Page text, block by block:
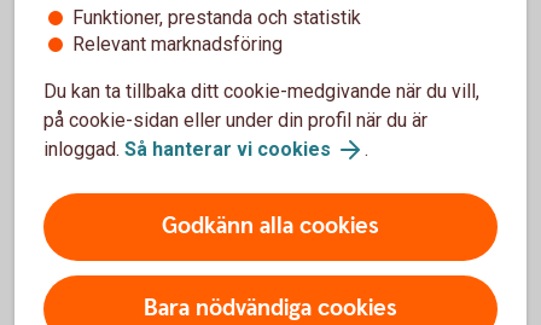
Börja spara i Kapitalspar Fond
Ring oss
Öppet vardagar 08.00-18.00. Stängt helger och röda
Funktioner, prestanda och statistik
Relevant marknadsföring
Du kan ta tillbaka ditt cookie-medgivande när du vill,
på cookie-sidan eller under din profil när du är
inloggad. Så hanterar vi cookies .
Godkänn alla cookies
Bara nödvändiga cookies